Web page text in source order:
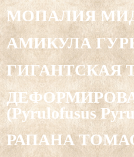
МОПАЛИЯ
АМИКУЛА
ГИГАНТСКАЯ
(Pyrulofusus
РАПАНА